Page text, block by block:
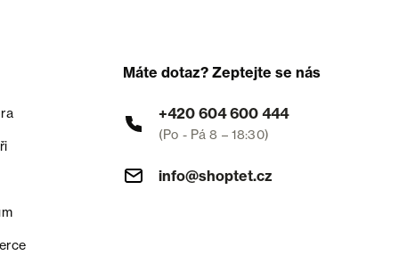
Máte dotaz? Zeptejte se nás
+420 604 600 444
(Po - Pá 8 – 18:30)
info@shoptet.cz